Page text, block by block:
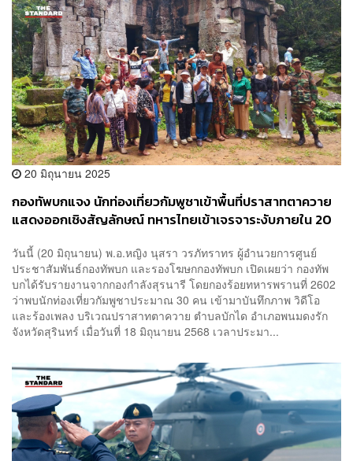
20 มิถุนายน 2025
กองทัพบกแจง นักท่องเที่ยวกัมพูชาเข้าพื้นที่ปราสาทตาควาย
แสดงออกเชิงสัญลักษณ์ ทหารไทยเข้าเจรจาระงับภายใน 20
วันนี้ (20 มิถุนายน) พ.อ.หญิง นุสรา วรภัทราทร ผู้อำนวยการศูนย์
ประชาสัมพันธ์กองทัพบก และรองโฆษกกองทัพบก เปิดเผยว่า กองทัพ
บกได้รับรายงานจากกองกำลังสุรนารี โดยกองร้อยทหารพรานที่ 2602
ว่าพบนักท่องเที่ยวกัมพูชาประมาณ 30 คน เข้ามาบันทึกภาพ วิดีโอ
และร้องเพลง บริเวณปราสาทตาควาย ตำบลบักได อำเภอพนมดงรัก
จังหวัดสุรินทร์ เมื่อวันที่ 18 มิถุนายน 2568 เวลาประมา...